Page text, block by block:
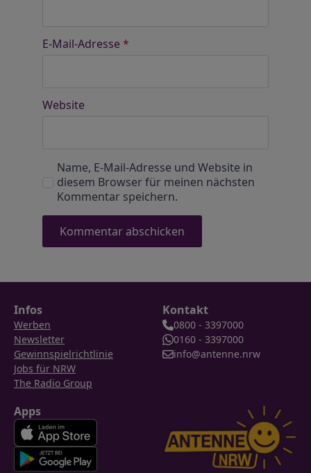
E-Mail-Adresse *
Website
Name, E-Mail-Adresse und Website in
diesem Browser für meinen nächsten
Kommentar speichern.
Infos
Werben
Newsletter
Gewinnspielrichtlinie
Jobs für NRW
The Radio Group
Kontakt
0800 - 3397000
0160 - 3397000
info@antenne.nrw
Apps